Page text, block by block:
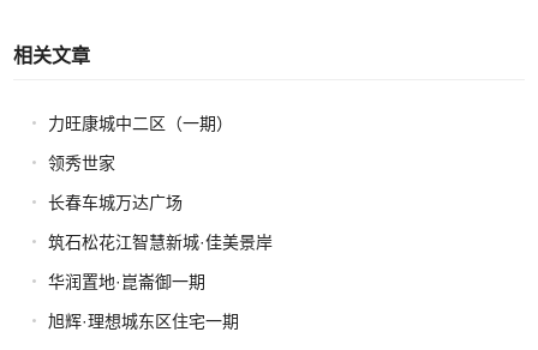
相关文章
力旺康城中二区（一期）
领秀世家
长春车城万达广场
筑石松花江智慧新城·佳美景岸
华润置地·崑崙御一期
旭辉·理想城东区住宅一期